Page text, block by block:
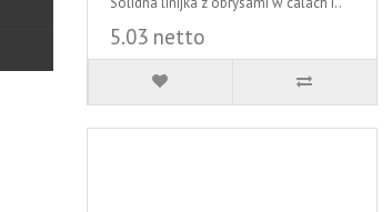
5.03 netto